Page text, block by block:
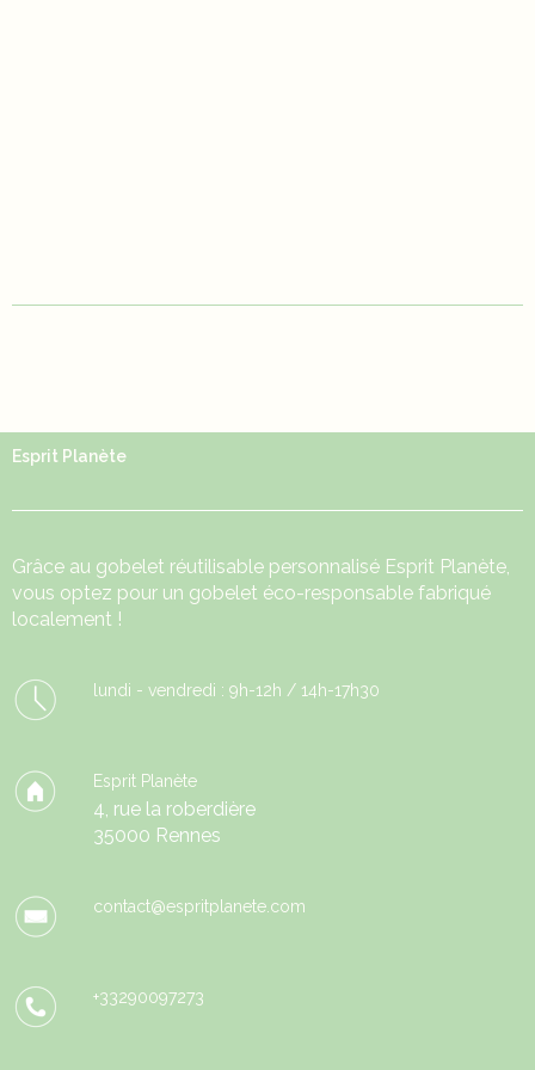
Esprit Planète
Grâce au gobelet réutilisable personnalisé Esprit Planète,
vous optez pour un gobelet éco-responsable fabriqué
localement !
lundi - vendredi : 9h-12h / 14h-17h30
Esprit Planète
4, rue la roberdière
35000 Rennes
contact@espritplanete.com
+33290097273